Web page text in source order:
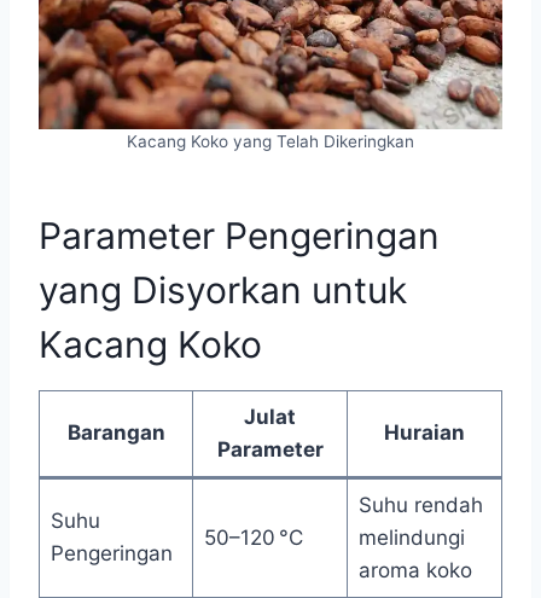
Kacang Koko yang Telah Dikeringkan
Parameter Pengeringan
yang Disyorkan untuk
Kacang Koko
Barangan
Julat
Parameter
Huraian
Suhu
Pengeringan
50–120 °C
Suhu rendah
melindungi
aroma koko